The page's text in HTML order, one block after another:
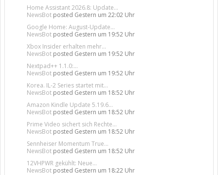
Home Assistant 2026.8: Update...
NewsBot posted Gestern um 22:02 Uhr
Google Home: August-Update...
NewsBot posted Gestern um 19:52 Uhr
Xbox Insider erhalten mehr...
NewsBot posted Gestern um 19:52 Uhr
Nextpad++ 1.1.0:...
NewsBot posted Gestern um 19:52 Uhr
Korea. IL-2 Series startet mit...
NewsBot posted Gestern um 18:52 Uhr
Amazon Kindle Update 5.19.6...
NewsBot posted Gestern um 18:52 Uhr
Prime Video sichert sich Rechte...
NewsBot posted Gestern um 18:52 Uhr
Sennheiser Momentum True...
NewsBot posted Gestern um 18:52 Uhr
12VHPWR gekühlt: Neue...
NewsBot posted Gestern um 18:22 Uhr